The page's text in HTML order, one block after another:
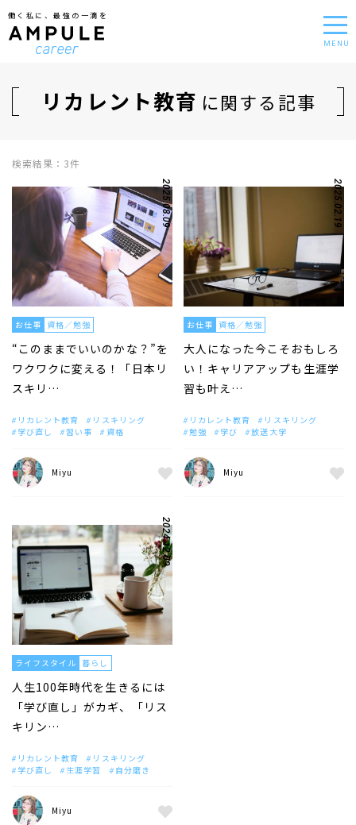
働く私に、最強の一滴を
MENU
リカレント教育 に関する記事
検索結果：3件
2025.08.09
お仕事 資格／勉強
“このままでいいのかな？”を
ワクワクに変える！「日本リ
スキリ…
リカレント教育
リスキリング
学び直し
習い事 資格
Miyu
2025.02.19
お仕事 資格／勉強
大人になった今こそおもしろ
い！キャリアアップも生涯学
習も叶え…
リカレント教育
リスキリング
勉強
学び 放送大学
Miyu
2024.12.09
ライフスタイル 暮らし
人生100年時代を生きるには
「学び直し」がカギ、「リス
キリン…
リカレント教育
リスキリング
学び直し
生涯学習 自分磨き
Miyu